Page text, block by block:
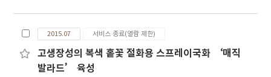
‘Oriana’ and ‘Cardinale’ was made to
obtain seeds of the F1 generation.
Subsequent generations were selected using
in pedigree methods until 2011, resulting in
‘Sunny Red Butter’. The new variety
2015.07 서비스 종료(열람 제한)
고생장성의 복색 홑꽃 절화용 스프레이국화 ‘매직
발라드’ 육성